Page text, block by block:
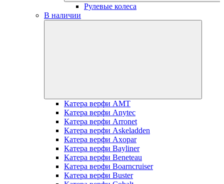
Рулевые колеса
В наличии
Катера верфи AMT
Катера верфи Anytec
Катера верфи Arronet
Катера верфи Askeladden
Катера верфи Axopar
Катера верфи Bayliner
Катера верфи Beneteau
Катера верфи Boarncruiser
Катера верфи Buster